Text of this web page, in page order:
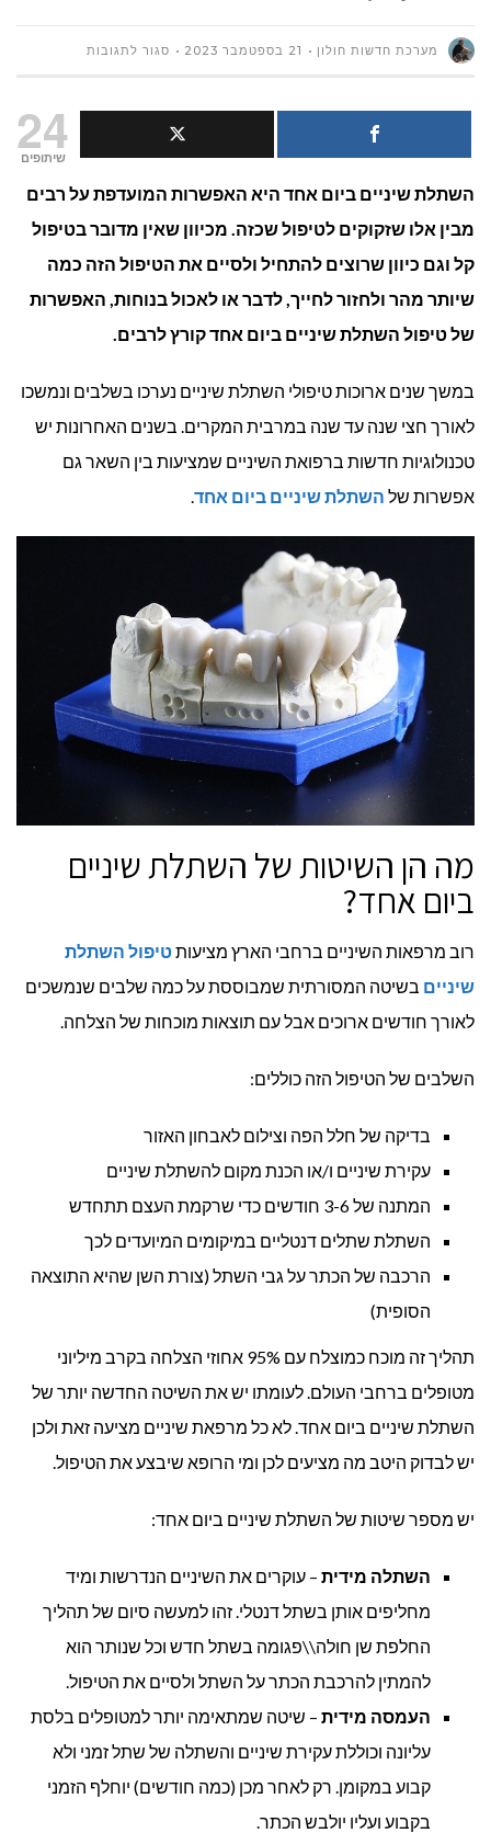
מערכת חדשות חולון 21 בספטמבר 2023 סגור לתגובותעל
שיניים
ביום
המומלצות
ביותר?
24
שיתופים
השתלת שיניים ביום אחד היא האפשרות המועדפת על רבים
מבין אלו שזקוקים לטיפול שכזה. מכיוון שאין מדובר בטיפול
קל וגם כיוון שרוצים להתחיל ולסיים את הטיפול הזה כמה
שיותר מהר ולחזור לחייך, לדבר או לאכול בנוחות, האפשרות
של טיפול השתלת שיניים ביום אחד קורץ לרבים.
במשך שנים ארוכות טיפולי השתלת שיניים נערכו בשלבים ונמשכו
לאורך חצי שנה עד שנה במרבית המקרים. בשנים האחרונות יש
טכנולוגיות חדשות ברפואת השיניים שמציעות בין השאר גם
אפשרות של השתלת שיניים ביום אחד.
מה הן השיטות של השתלת שיניים
ביום אחד?
רוב מרפאות השיניים ברחבי הארץ מציעותטיפול השתלת
שיניים בשיטה המסורתית שמבוססת על כמה שלבים שנמשכים
לאורך חודשים ארוכים אבל עם תוצאות מוכחות של הצלחה.
השלבים של הטיפול הזה כוללים:
בדיקה של חלל הפה וצילום לאבחון האזור
עקירת שיניים ו/או הכנת מקום להשתלת שיניים
המתנה של 3-6 חודשים כדי שרקמת העצם תתחדש
השתלת שתלים דנטליים במיקומים המיועדים לכך
הרכבה של הכתר על גבי השתל (צורת השן שהיא התוצאה
הסופית)
תהליך זה מוכח כמוצלח עם 95% אחוזי הצלחה בקרב מיליוני
מטופלים ברחבי העולם. לעומתו יש את השיטה החדשה יותר של
השתלת שיניים ביום אחד. לא כל מרפאת שיניים מציעה זאת ולכן
יש לבדוק היטב מה מציעים לכן ומי הרופא שיבצע את הטיפול.
יש מספר שיטות של השתלת שיניים ביום אחד:
השתלה מידית – עוקרים את השיניים הנדרשות ומיד
מחליפים אותן בשתל דנטלי. זהו למעשה סיום של תהליך
החלפת שן חולה\\פגומה בשתל חדש וכל שנותר הוא
להמתין להרכבת הכתר על השתל ולסיים את הטיפול.
העמסה מידית – שיטה שמתאימה יותר למטופלים בלסת
עליונה וכוללת עקירת שיניים והשתלה של שתל זמני ולא
קבוע במקומן. רק לאחר מכן (כמה חודשים) יוחלף הזמני
בקבוע ועליו יולבש הכתר.